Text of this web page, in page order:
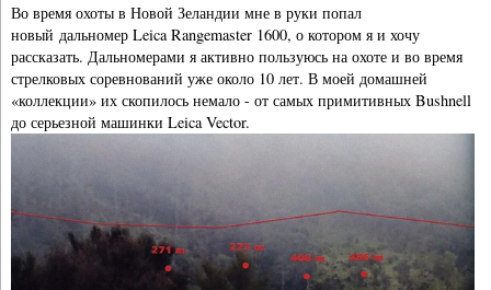
Во время охоты в Новой Зеландии мне в руки попал
новый дальномер Leica Rangemaster 1600, о котором я и хочу
рассказать. Дальномерами я активно пользуюсь на охоте и во время
стрелковых соревнований уже около 10 лет. В моей домашней
«коллекции» их скопилось немало - от самых примитивных Bushnell
до серьезной машинки Leica Vector.